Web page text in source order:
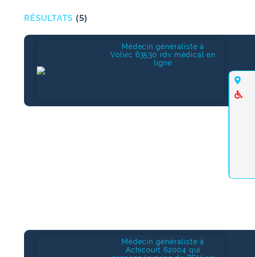
RÉSULTATS (5)
Médecin généraliste à
Volvic 63530 rdv médical en
ligne
Médecin généraliste à
Achicourt 62004 qui